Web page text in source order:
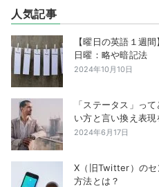
人気記事
【曜日の英語１週
日曜：略や暗記法
2024年10月10日
「ステータス」っ
い方と言い換え表現
2024年6月17日
X（旧Twitter）のセ
方法とは？